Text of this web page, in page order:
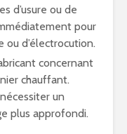
d’usure ou de
pour
ou d’électrocution.
concernant
chauffant.
un
plus approfondi.